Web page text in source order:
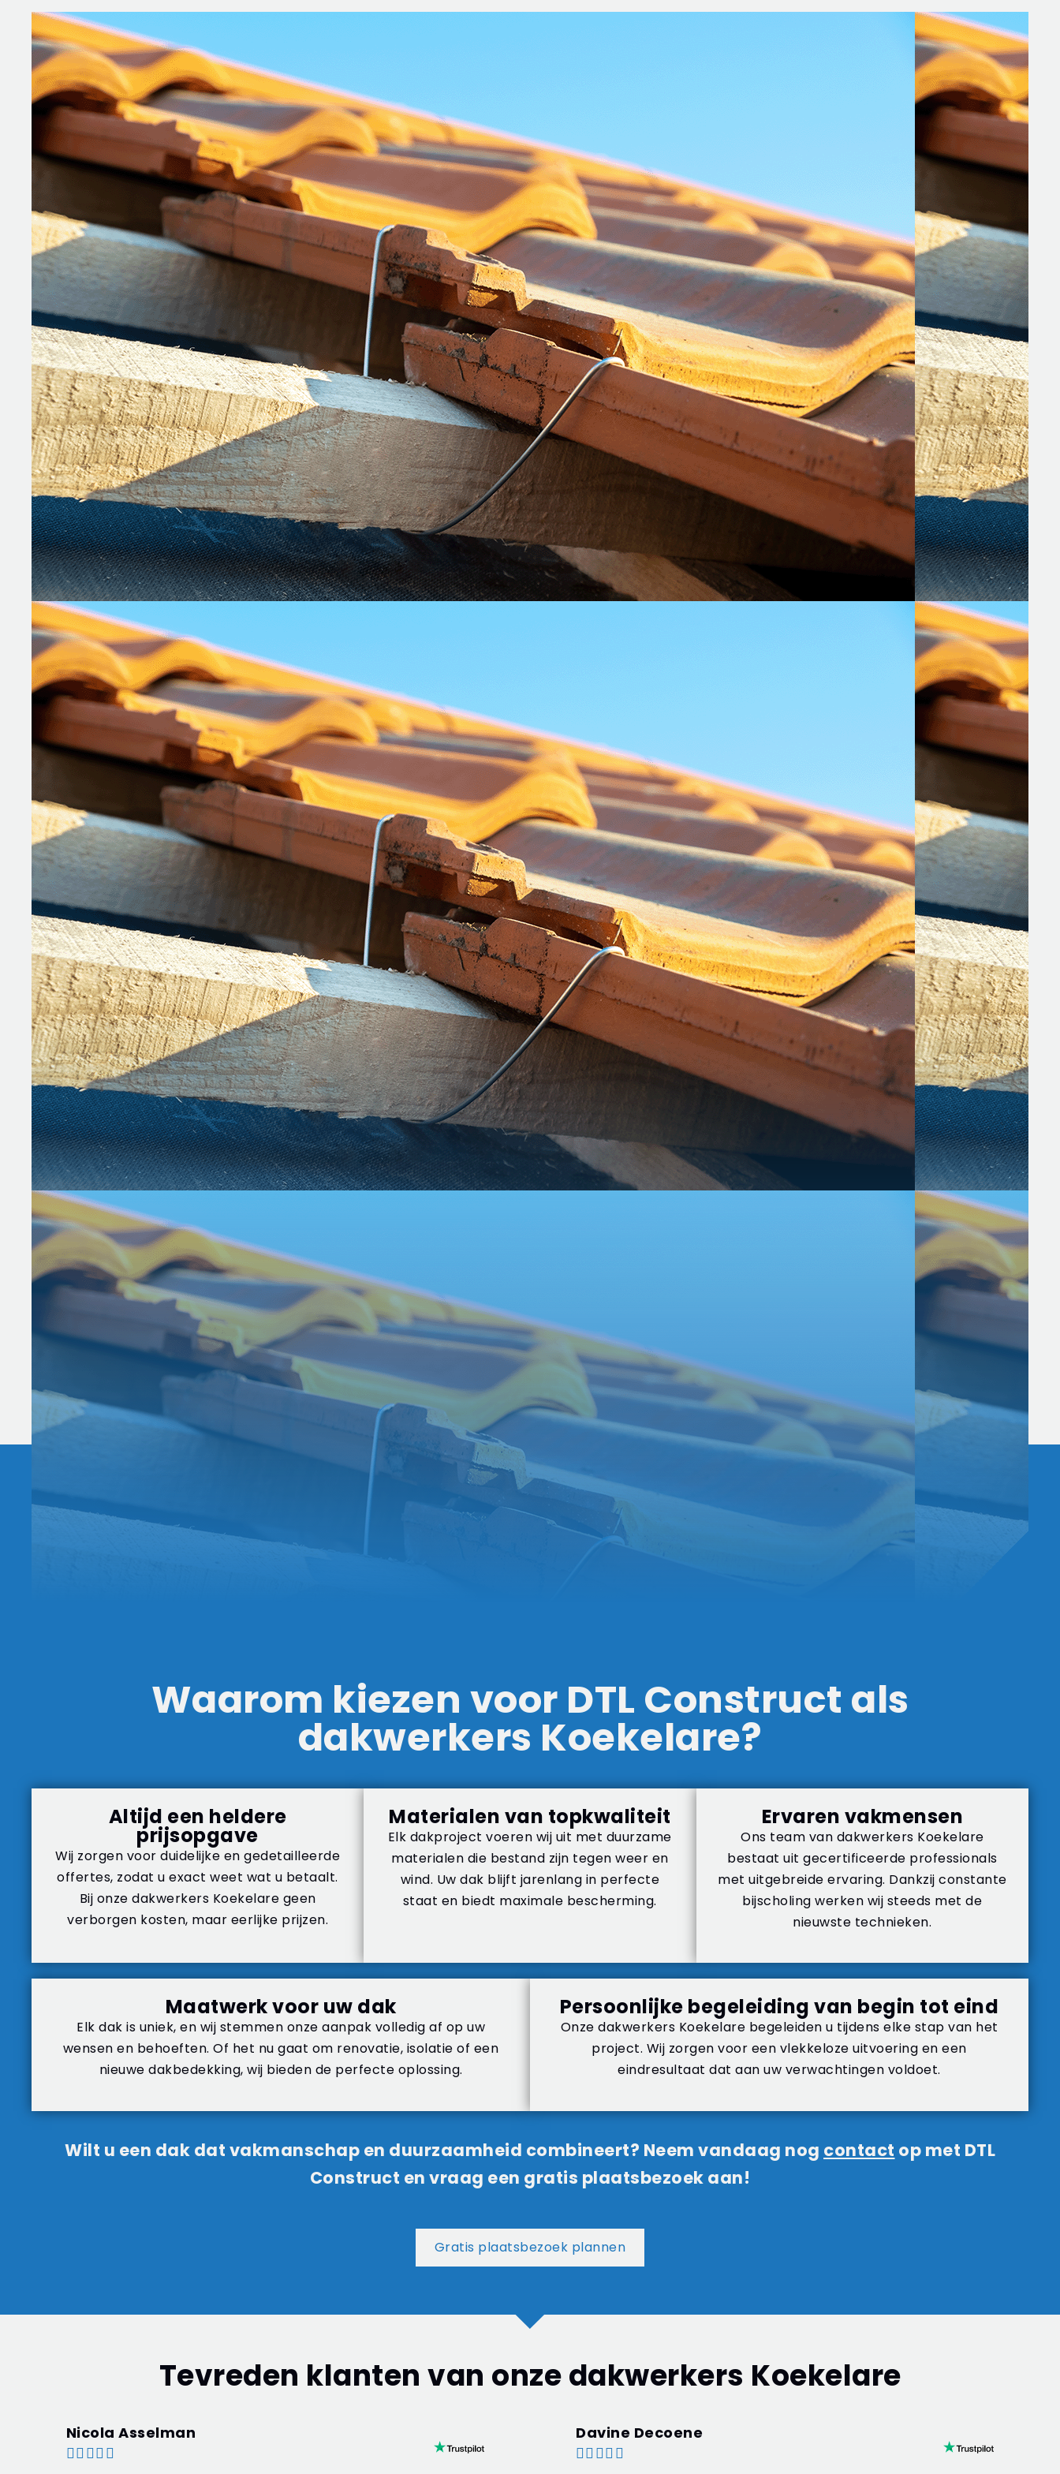
Waarom kiezen voor DTL Construct als
dakwerkers Koekelare?
Altijd een heldere
prijsopgave
Wij zorgen voor duidelijke en gedetailleerde
offertes, zodat u exact weet wat u betaalt.
Bij onze dakwerkers Koekelare geen
verborgen kosten, maar eerlijke prijzen.
Materialen van topkwaliteit
Elk dakproject voeren wij uit met duurzame
materialen die bestand zijn tegen weer en
wind. Uw dak blijft jarenlang in perfecte
staat en biedt maximale bescherming.
Ervaren vakmensen
Ons team van dakwerkers Koekelare
bestaat uit gecertificeerde professionals
met uitgebreide ervaring. Dankzij constante
bijscholing werken wij steeds met de
nieuwste technieken.
Maatwerk voor uw dak
Elk dak is uniek, en wij stemmen onze aanpak volledig af op uw
wensen en behoeften. Of het nu gaat om renovatie, isolatie of een
nieuwe dakbedekking, wij bieden de perfecte oplossing.
Persoonlijke begeleiding van begin tot eind
Onze dakwerkers Koekelare begeleiden u tijdens elke stap van het
project. Wij zorgen voor een vlekkeloze uitvoering en een
eindresultaat dat aan uw verwachtingen voldoet.
Wilt u een dak dat vakmanschap en duurzaamheid combineert? Neem vandaag nog contact op met DTL
Construct en vraag een gratis plaatsbezoek aan!
Gratis plaatsbezoek plannen
Tevreden klanten van onze dakwerkers Koekelare
Davine Decoene
    
Amber van Haelen
    